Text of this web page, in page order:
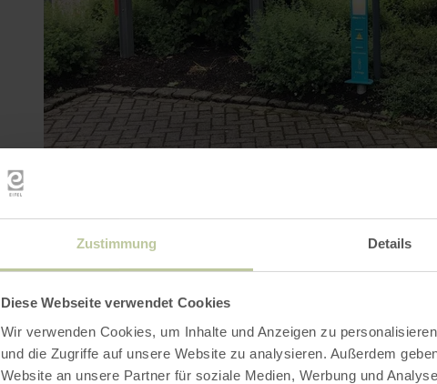
Zustimmung Details
Diese Webseite verwendet Cookies
Wir verwenden Cookies, um Inhalte und Anzeigen zu
und die Zugriffe auf unsere Website zu analysieren. Außerdem
Website an unsere Partner für soziale Medien, Werbung und